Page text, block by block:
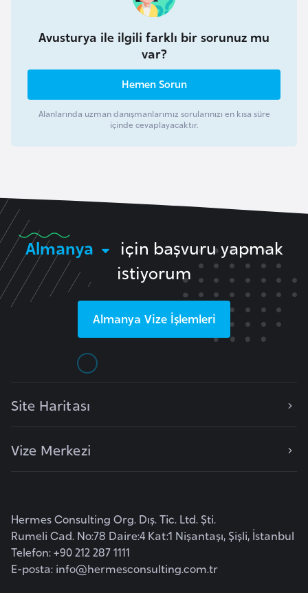
Avusturya ile ilgili farklı bir sorunuz mu
var?
Hemen Sorun
Alanlarında uzman danışmanlarımız sorularınızı en kısa süre
içinde cevaplayacaktır.
Almanya
için başvuru yapmak
istiyorum
Almanya Vize İşlemleri
Site Haritası
Vize Merkezi
Hermes Consulting Org. Dış. Tic. Ltd. Şti.
Rumeli Cad. No:78 Daire:4 Kat:1 Nişantaşı, Şişli, İstanbul
Telefon: +90 212 287 1111
E-posta: info@hermesconsulting.com.tr
e
k
B
u
t
r
k
i
n